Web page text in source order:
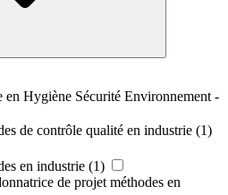
Hygiène Sécurité Environnement -
de contrôle qualité en industrie (1)
en industrie (1)
de projet méthodes en